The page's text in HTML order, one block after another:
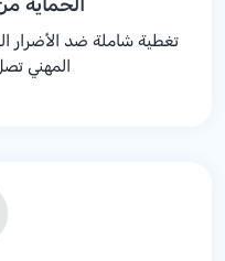
تغطية شاملة ضد الأضرار
المهني تصل